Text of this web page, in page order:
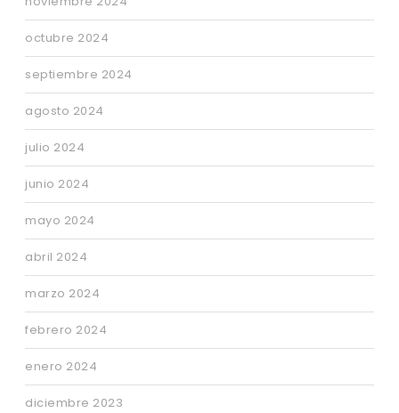
octubre 2024
septiembre 2024
agosto 2024
julio 2024
junio 2024
mayo 2024
abril 2024
marzo 2024
febrero 2024
enero 2024
diciembre 2023